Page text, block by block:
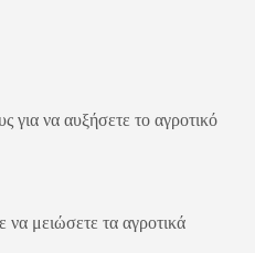
για να αυξήσετε το αγροτικό
μειώσετε τα αγροτικά